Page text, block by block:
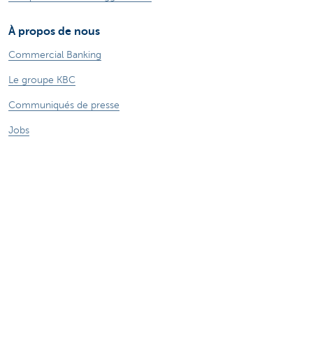
À propos de nous
Commercial Banking
Le groupe KBC
Communiqués de presse
Jobs